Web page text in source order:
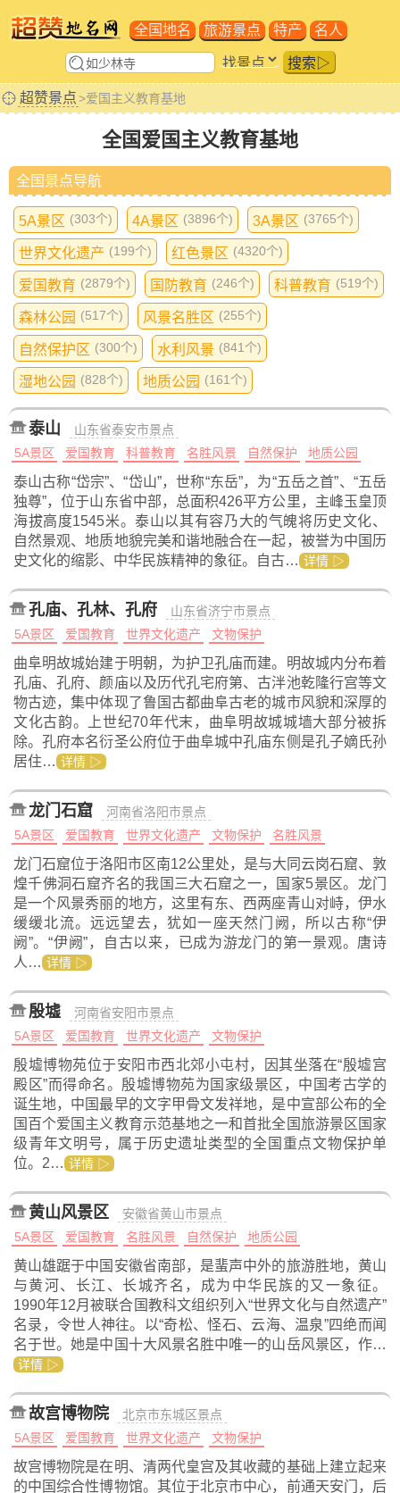
全国地名 旅游景点 特产 名人
搜索▷
超赞景点>爱国主义教育基地
全国爱国主义教育基地
全国景点导航
5A景区 (303个) 4A景区 (3896个) 3A景区 (3765个)
世界文化遗产 (199个) 红色景区 (4320个)
爱国教育 (2879个) 国防教育 (246个) 科普教育 (519个)
森林公园 (517个) 风景名胜区 (255个)
自然保护区 (300个) 水利风景 (841个)
湿地公园 (828个) 地质公园 (161个)
泰山
山东省泰安市景点
5A景区
爱国教育 科普教育 名胜风景 自然保护 地质公园
泰山古称“岱宗”、“岱山”，世称“东岳”，为“五岳之首”、“五岳
独尊”，位于山东省中部，总面积426平方公里，主峰玉皇顶
海拔高度1545米。泰山以其有容乃大的气魄将历史文化、
自然景观、地质地貌完美和谐地融合在一起，被誉为中国历
史文化的缩影、中华民族精神的象征。自古… 详情 ▷
孔庙、孔林、孔府
山东省济宁市景点
5A景区
爱国教育 世界文化遗产 文物保护
曲阜明故城始建于明朝，为护卫孔庙而建。明故城内分布着
孔庙、孔府、颜庙以及历代孔宅府第、古泮池乾隆行宫等文
物古迹，集中体现了鲁国古都曲阜古老的城市风貌和深厚的
文化古韵。上世纪70年代末，曲阜明故城城墙大部分被拆
除。孔府本名衍圣公府位于曲阜城中孔庙东侧是孔子嫡氏孙
居住… 详情 ▷
龙门石窟
河南省洛阳市景点
5A景区
爱国教育 世界文化遗产 文物保护 名胜风景
龙门石窟位于洛阳市区南12公里处，是与大同云岗石窟、敦
煌千佛洞石窟齐名的我国三大石窟之一，国家5景区。龙门
是一个风景秀丽的地方，这里有东、西两座青山对峙，伊水
缓缓北流。远远望去，犹如一座天然门阙，所以古称“伊
阙”。“伊阙”，自古以来，已成为游龙门的第一景观。唐诗
人… 详情 ▷
殷墟
河南省安阳市景点
5A景区
爱国教育 世界文化遗产 文物保护
殷墟博物苑位于安阳市西北郊小屯村，因其坐落在“殷墟宫
殿区”而得命名。殷墟博物苑为国家级景区，中国考古学的
诞生地，中国最早的文字甲骨文发祥地，是中宣部公布的全
国百个爱国主义教育示范基地之一和首批全国旅游景区国家
级青年文明号，属于历史遗址类型的全国重点文物保护单
位。2… 详情 ▷
黄山风景区
安徽省黄山市景点
5A景区
爱国教育 名胜风景 自然保护 地质公园
黄山雄踞于中国安徽省南部，是蜚声中外的旅游胜地，黄山
与黄河、长江、长城齐名，成为中华民族的又一象征。
1990年12月被联合国教科文组织列入“世界文化与自然遗产”
名录，令世人神往。以“奇松、怪石、云海、温泉”四绝而闻
名于世。她是中国十大风景名胜中唯一的山岳风景区，作…
详情 ▷
故宫博物院
北京市东城区景点
5A景区
爱国教育 世界文化遗产 文物保护
故宫博物院是在明、清两代皇宫及其收藏的基础上建立起来
的中国综合性博物馆。其位于北京市中心，前通天安门，后